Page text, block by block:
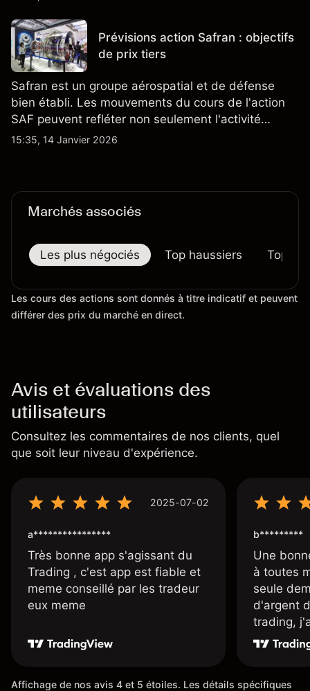
Prévisions action Safran : objectifs
de prix tiers
Safran est un groupe aérospatial et de défense
bien établi. Les mouvements du cours de l'action
SAF peuvent refléter non seulement l'activité
quotidienne du marché, mais aussi la position de
15:35, 14 Janvier 2026
Marchés associés
Les plus négociés Top haussiers Top
Les cours des actions sont donnés à titre indicatif et peuvent
différer des prix du marché en direct.
Avis et évaluations des
utilisateurs
Consultez les commentaires de nos clients, quel
que soit leur niveau d'expérience.
2025-07-02
a****************
Très bonne app s'agissant du
Trading , c'est app est fiable et
meme conseillé par les tradeur
eux meme
b*********
Une
à toutes
seule
d'argent
trading,
une carte
Affichage de nos avis 4 et 5 étoiles. Les détails spécifiques